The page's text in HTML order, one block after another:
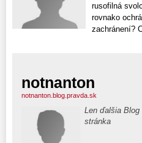
rusofilná
rovnako
zachránení?
notnanton
notnanton.blog.pravda.sk
Len ďalšia Blog
stránka